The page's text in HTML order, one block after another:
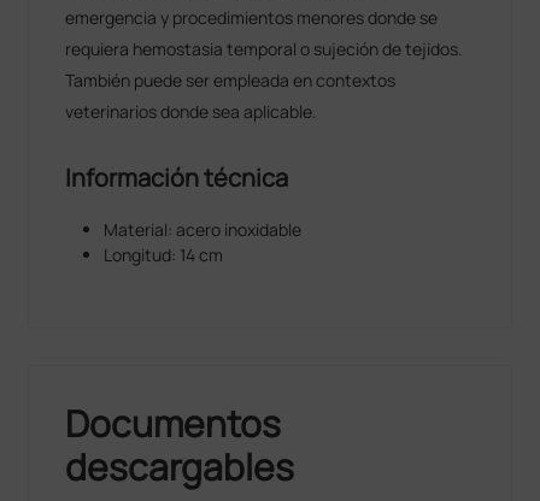
emergencia y procedimientos menores donde se
requiera hemostasia temporal o sujeción de tejidos.
También puede ser empleada en contextos
veterinarios donde sea aplicable.
Información técnica
Material: acero inoxidable
Longitud: 14 cm
Documentos
descargables